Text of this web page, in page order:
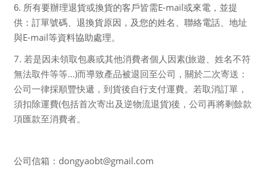
6. 所有要辦理退貨或換貨的客戶皆需E-mail或來電，並提
供：訂單號碼、退換貨原因，及您的姓名、聯絡電話、地址
與E-mail等資料協助處理。
7. 若是因未領取包裹或其他消費者個人因素(旅遊、姓名不符
無法取件等等...)而導致產品被退回至公司，關於二次寄送：
公司一律採順豐快遞，到貨後自行支付運費。若取消訂單，
須扣除運費(包括首次寄出及逆物流退貨)後，公司再將剩餘款
項匯款至消費者。
公司信箱： dongyaobt@gmail.com